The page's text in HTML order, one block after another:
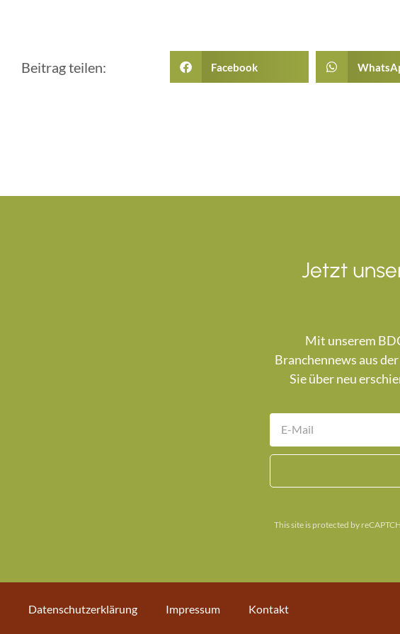
Beitrag teilen: Facebook
Jetzt
Mit unserem
Branchennews aus
Sie über neu
This site is protected by
Datenschutzerklärung Impressum
Kontakt